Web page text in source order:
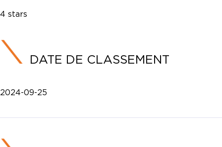
4 stars
DATE DE CLASSEMENT
2024-09-25